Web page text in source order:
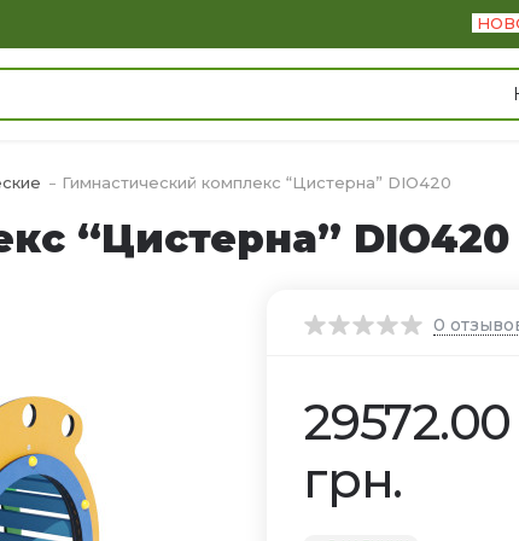
Гимнастический комплекс “Цистерна” DIO420
“Цистерна” DIO420
0
29572.00
грн.